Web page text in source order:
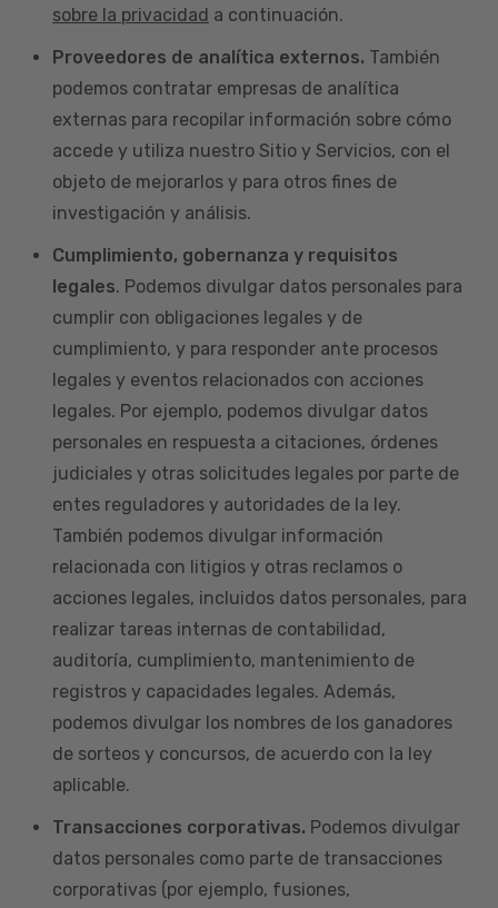
sobre la privacidad a continuación.
Proveedores de analítica externos. También
podemos contratar empresas de analítica
externas para recopilar información sobre cómo
accede y utiliza nuestro Sitio y Servicios, con el
objeto de mejorarlos y para otros fines de
investigación y análisis.
Cumplimiento, gobernanza y requisitos
legales. Podemos divulgar datos personales para
cumplir con obligaciones legales y de
cumplimiento, y para responder ante procesos
legales y eventos relacionados con acciones
legales. Por ejemplo, podemos divulgar datos
personales en respuesta a citaciones, órdenes
judiciales y otras solicitudes legales por parte de
entes reguladores y autoridades de la ley.
También podemos divulgar información
relacionada con litigios y otras reclamos o
acciones legales, incluidos datos personales, para
realizar tareas internas de contabilidad,
auditoría, cumplimiento, mantenimiento de
registros y capacidades legales. Además,
podemos divulgar los nombres de los ganadores
de sorteos y concursos, de acuerdo con la ley
aplicable.
Transacciones corporativas. Podemos divulgar
datos personales como parte de transacciones
corporativas (por ejemplo, fusiones,